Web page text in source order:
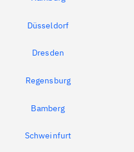
Düsseldorf
Dresden
Regensburg
Bamberg
Schweinfurt